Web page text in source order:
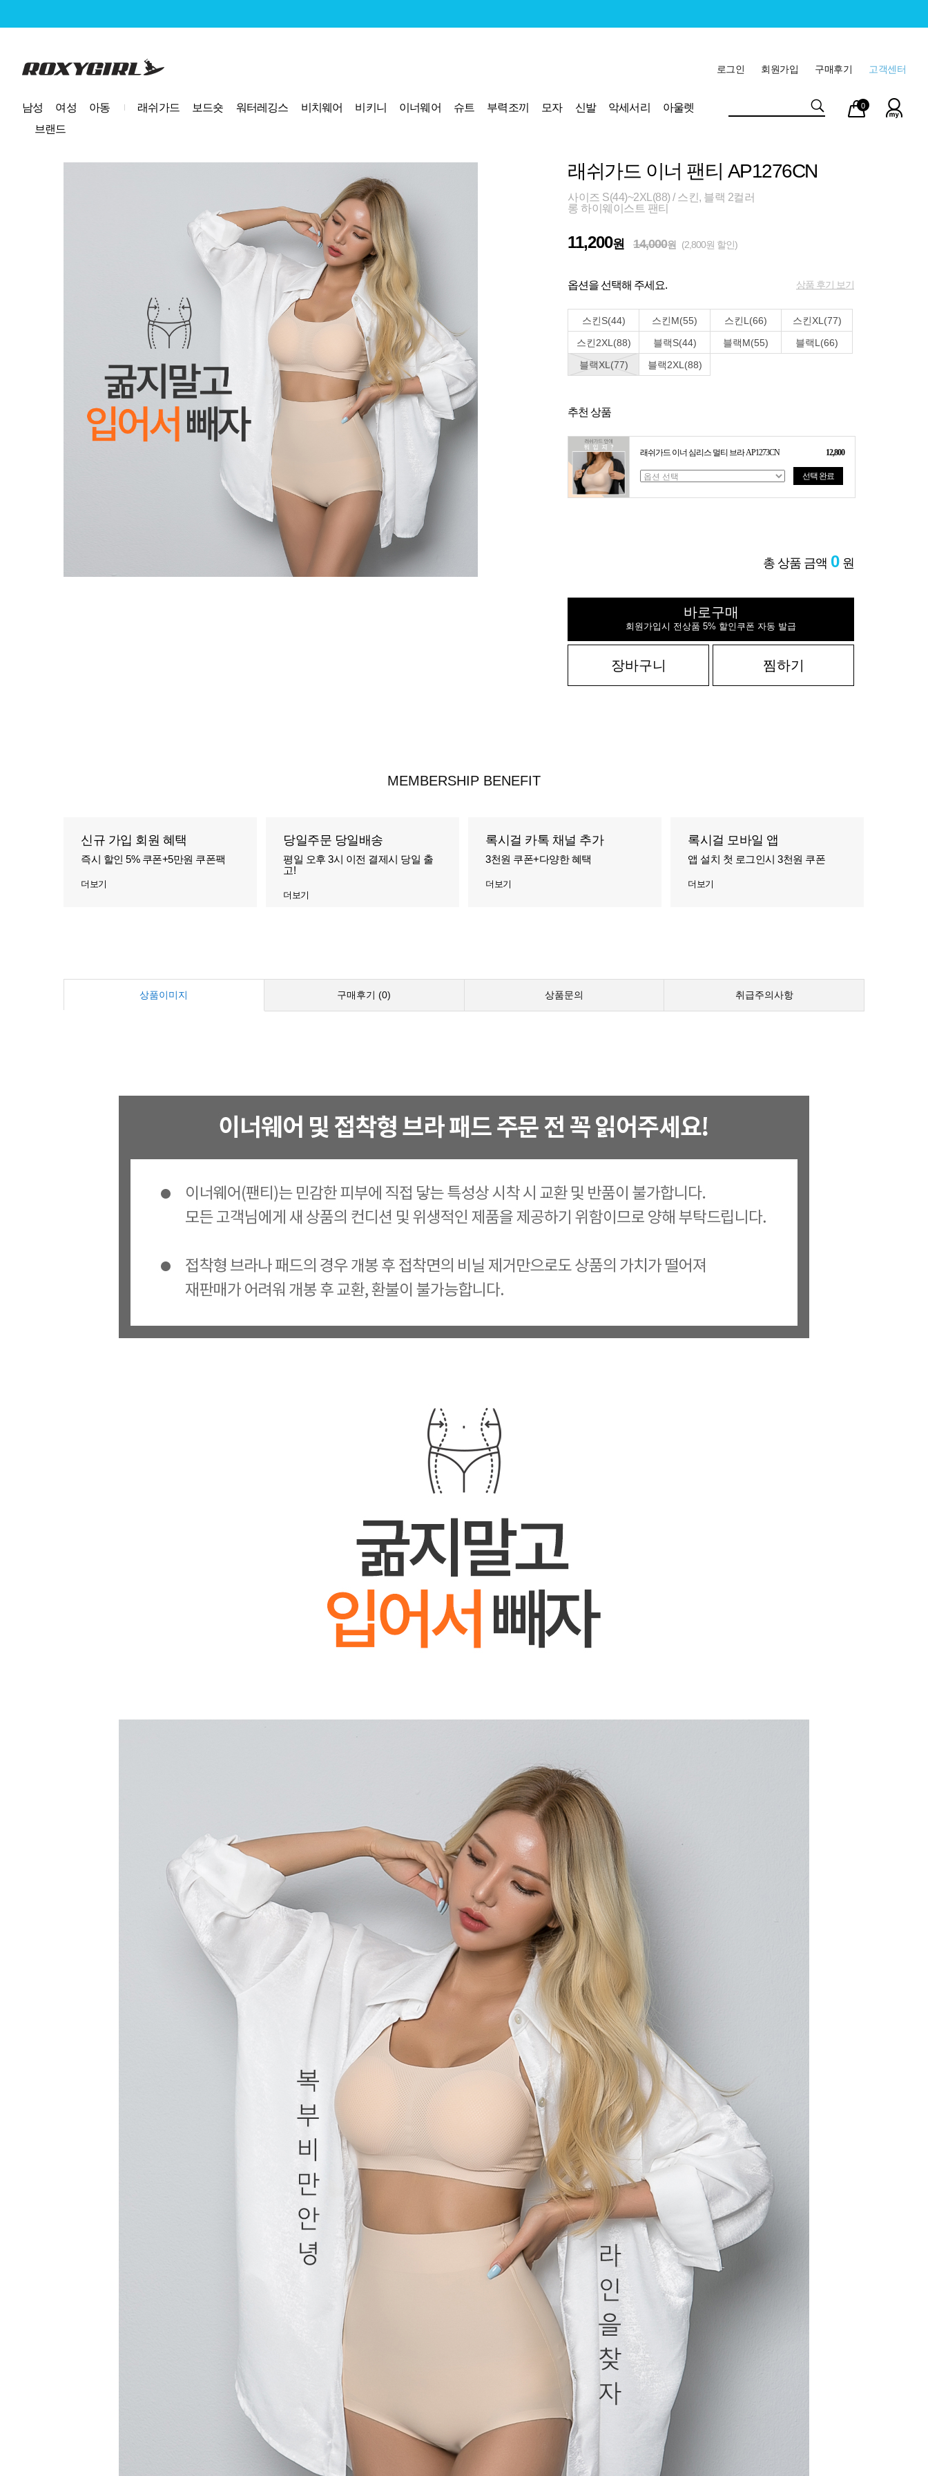
로고 고객센터
구매후기
회원가입
로그인
남성 여성 아동 래쉬가드 보드숏 워터레깅스 비치웨어 비키니 이너웨어 슈트 부력조끼 모자 신발 악세서리
아울렛
브랜드
마이
페이
장바
구니
0
래쉬가드 이너 팬티 AP1276CN
사이즈 S(44)~2XL(88) / 스킨, 블랙 2컬러
롱 하이웨이스트 팬티
11,200원 14,000원 (2,800원 할인)
옵션을 선택해 주세요. 상품 후기 보기
스킨S(44) 스킨M(55) 스킨L(66)
스킨XL(77)
스킨2XL(88)
블랙S(44) 블랙M(55)
블랙L(66)
블랙XL(77)
블랙2XL(88)
추천 상품
래쉬가드 이너 심리스 멀티 브라 AP1273CN 12,800
선택 완료
총 상품 금액 0 원
바로구매
회원가입시 전상품 5% 할인쿠폰 자동 발급
장바구니 찜하기
MEMBERSHIP BENEFIT
신규 가입 회원 혜택
즉시 할인 5% 쿠폰+5만원 쿠폰팩
더보기
당일주문 당일배송
평일 오후 3시 이전 결제시 당일 출
고!
더보기
록시걸 카톡 채널 추가
3천원 쿠폰+다양한 혜택
더보기
록시걸 모바일 앱
앱 설치 첫 로그인시 3천원 쿠폰
더보기
상품이미지 구매후기 (0) 상품문의 취급주의사항